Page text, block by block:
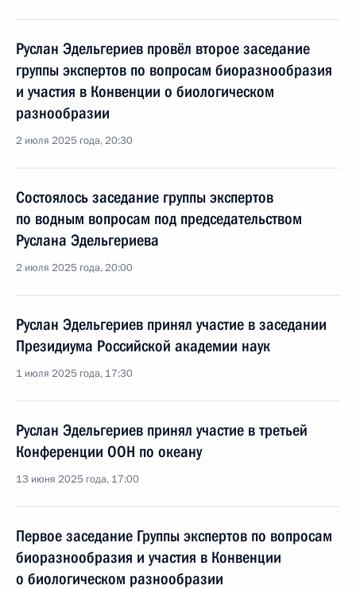
Руслан Эдельгериев провёл второе заседание
группы экспертов по вопросам биоразнообразия
и участия в Конвенции о биологическом
разнообразии
2 июля 2025 года, 20:30
Состоялось заседание группы экспертов
по водным вопросам под председательством
Руслана Эдельгериева
2 июля 2025 года, 20:00
Руслан Эдельгериев принял участие в заседании
Президиума Российской академии наук
1 июля 2025 года, 17:30
Руслан Эдельгериев принял участие в третьей
Конференции ООН по океану
13 июня 2025 года, 17:00
Первое заседание Группы экспертов по вопросам
биоразнообразия и участия в Конвенции
о биологическом разнообразии